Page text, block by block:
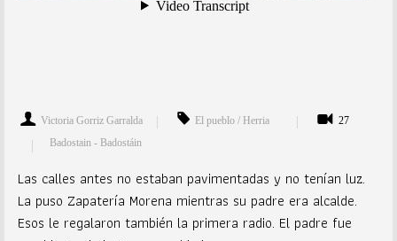
Victoria Gorriz Garralda El pueblo / Herria
27
Badostain - Badostáin
Las calles antes no estaban pavimentadas y no tenían luz.
La puso Zapatería Morena mientras su padre era alcalde.
Esos le regalaron también la primera radio. El padre fue